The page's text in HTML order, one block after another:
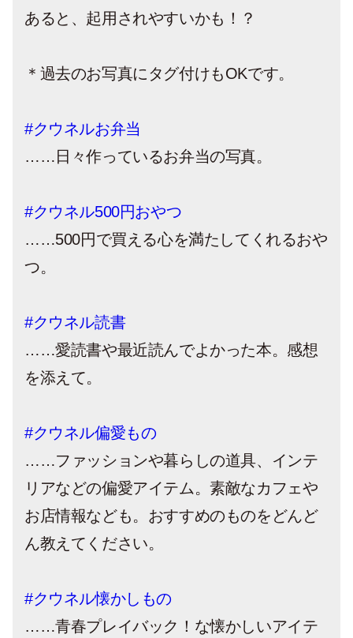
あると、起用されやすいかも！？
＊過去のお写真にタグ付けもOKです。
#クウネルお弁当
……日々作っているお弁当の写真。
#クウネル500円おやつ
……500円で買える心を満たしてくれるおや
つ。
#クウネル読書
……愛読書や最近読んでよかった本。感想
を添えて。
#クウネル偏愛もの
……ファッションや暮らしの道具、インテ
リアなどの偏愛アイテム。素敵なカフェや
お店情報なども。おすすめのものをどんど
ん教えてください。
#クウネル懐かしもの
……青春プレイバック！な懐かしいアイテ